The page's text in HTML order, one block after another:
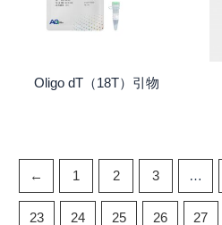
Oligo dT（18T）引物
← 1 2 3 …
23 24 25 26 27